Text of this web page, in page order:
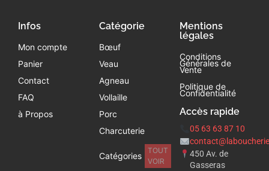
Infos
Mon compte
Panier
Contact
FAQ
à Propos
Catégorie
Bœuf
Veau
Agneau
Vollaille
Porc
Charcuterie
Catégories
TOUT
VOIR
Mentions
légales
Conditions
Générales de
Vente
Politique de
Confidentialité
Accès rapide
05 63 63 87 10
450 Av. de
Gasseras